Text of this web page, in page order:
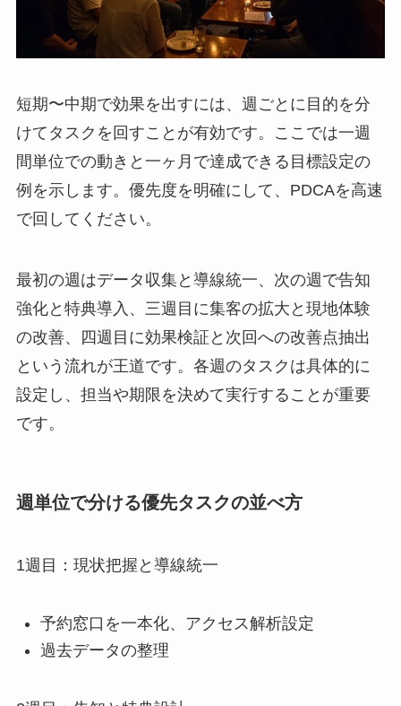
短期〜中期で効果を出すには、週ごとに目的を分
けてタスクを回すことが有効です。ここでは一週
間単位での動きと一ヶ月で達成できる目標設定の
例を示します。優先度を明確にして、PDCAを高速
で回してください。
最初の週はデータ収集と導線統一、次の週で告知
強化と特典導入、三週目に集客の拡大と現地体験
の改善、四週目に効果検証と次回への改善点抽出
という流れが王道です。各週のタスクは具体的に
設定し、担当や期限を決めて実行することが重要
です。
週単位で分ける優先タスクの並べ方
1週目：現状把握と導線統一
予約窓口を一本化、アクセス解析設定
過去データの整理